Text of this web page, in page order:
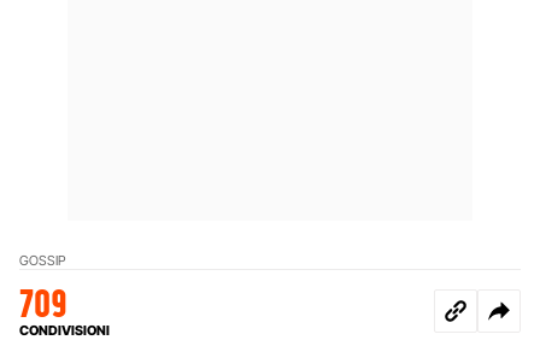
GOSSIP
709
CONDIVISIONI